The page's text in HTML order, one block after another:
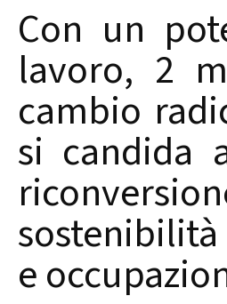
Con un
lavoro, 2
cambio
si candida
e